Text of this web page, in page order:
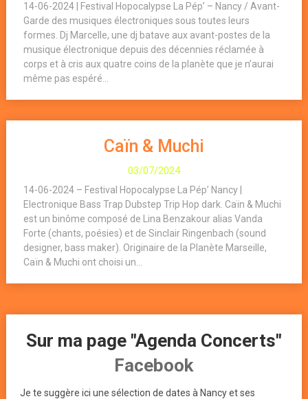
14-06-2024 | Festival Hopocalypse La Pép’ – Nancy / Avant-
Garde des musiques électroniques sous toutes leurs
formes. Dj Marcelle, une dj batave aux avant-postes de la
musique électronique depuis des décennies réclamée à
corps et à cris aux quatre coins de la planète que je n’aurai
même pas espéré...
Caïn & Muchi
03/07/2024
14-06-2024 – Festival Hopocalypse La Pép’ Nancy |
Electronique Bass Trap Dubstep Trip Hop dark. Caïn & Muchi
est un binôme composé de Lina Benzakour alias Vanda
Forte (chants, poésies) et de Sinclair Ringenbach (sound
designer, bass maker). Originaire de la Planète Marseille,
Caïn & Muchi ont choisi un...
Sur ma page "Agenda Concerts"
Facebook
Je te suggère ici une sélection de dates à Nancy et ses